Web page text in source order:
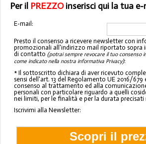
Per il PREZZOinserisci qui la tua e-
E-mail:
Presto il consenso a ricevere newsletter con
promozionali all'indirizzo mail riportato sopra
di contatto (potrai sempre revocare il tuo consenso
come indicato nella nostra informativa Privacy):
* Il sottoscritto dichiara di aver ricevuto
sensi dell'art. 13 del Regolamento UE 2016/679
consenso al trattamento ed alla
personali con particolare riguardo a quelli
nei limiti, per le finalità e per la durata
Iscrivimi alla Newsletter: